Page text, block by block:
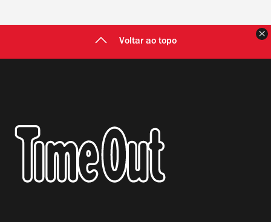
Voltar ao topo